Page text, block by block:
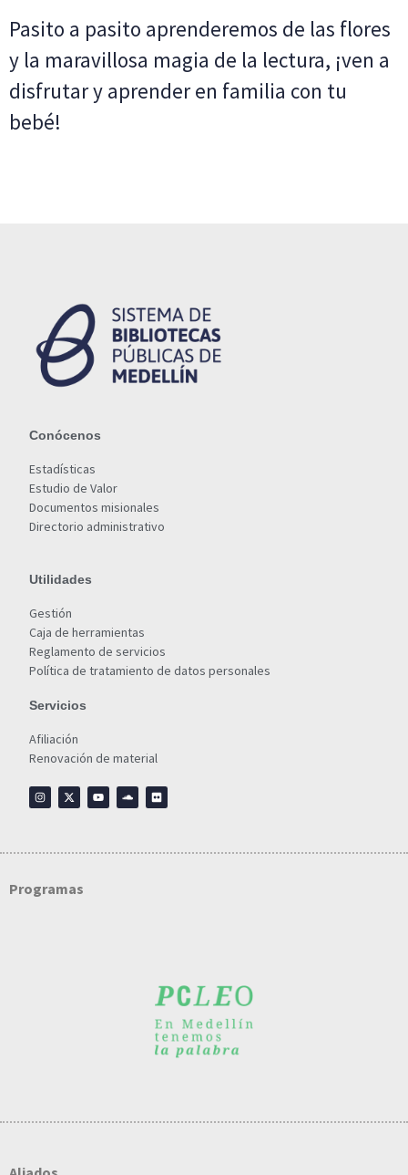
Pasito a pasito aprenderemos de las flores
y la maravillosa magia de la lectura, ¡ven a
disfrutar y aprender en familia con tu
bebé!
Conócenos
Estadísticas
Estudio de Valor
Documentos misionales
Directorio administrativo
Utilidades
Gestión
Caja de herramientas
Reglamento de servicios
Política de tratamiento de datos personales
Servicios
Afiliación
Renovación de material
Programas